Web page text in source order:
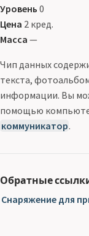
Уровень 0
Цена 2 кред.
Масса —
Чип данных
текста,
информации. Вы
помощью
коммуникатор.
Обратные
Снаряжение для